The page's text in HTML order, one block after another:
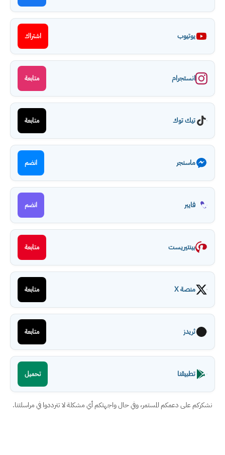
يوتيوب اشتراك
انستجرام متابعة
تيك توك متابعة
ماسنجر انضم
فايبر انضم
بينتيريست متابعة
منصة X متابعة
ثريدز متابعة
تطبيقنا تحميل
نشكركم على دعمكم المستمر، وفي حال واجهتكم أي مشكلة لا تترددوا في مراسلتنا.